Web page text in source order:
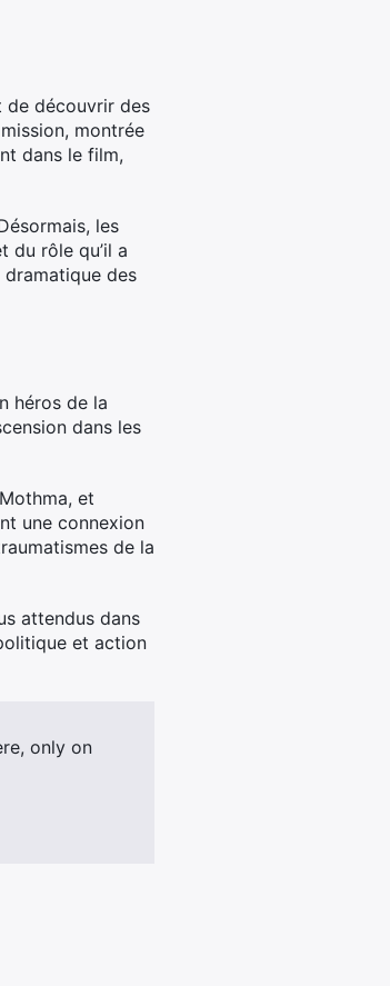
de découvrir des
montrée
dans le film,
les
du rôle qu’il a
dramatique des
héros de la
dans les
et
une connexion
de la
attendus dans
et action
only on